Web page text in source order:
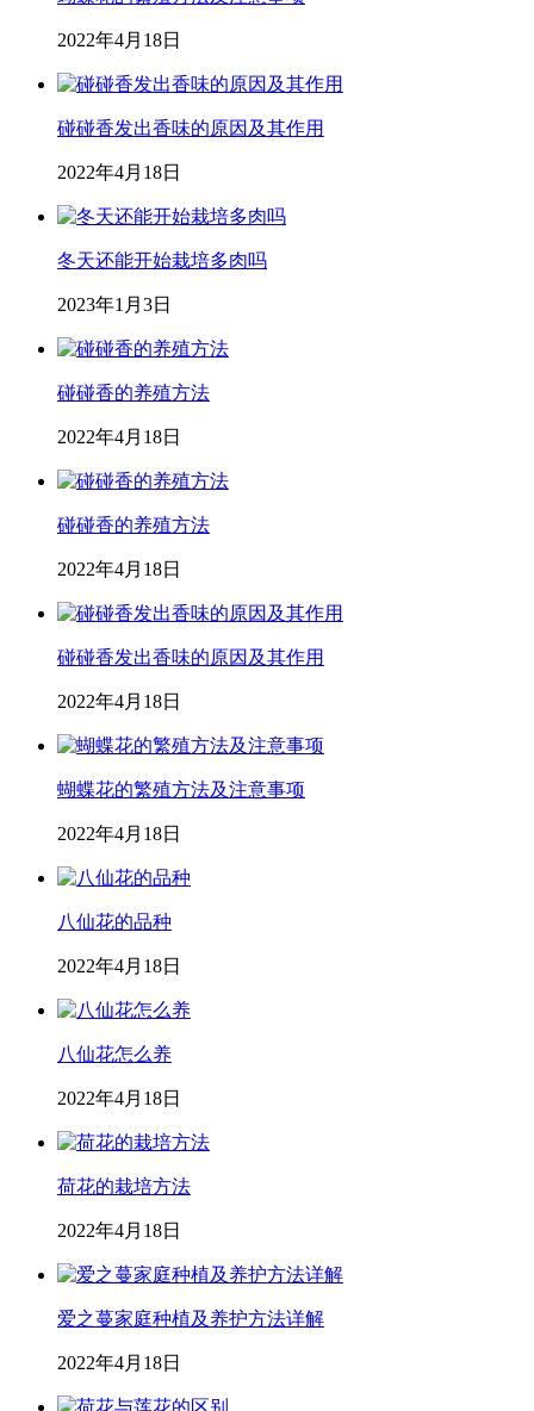
2022年4月18日
碰碰香发出香味的原因及其作用
2022年4月18日
冬天还能开始栽培多肉吗
2023年1月3日
碰碰香的养殖方法
2022年4月18日
碰碰香的养殖方法
2022年4月18日
碰碰香发出香味的原因及其作用
2022年4月18日
蝴蝶花的繁殖方法及注意事项
2022年4月18日
八仙花的品种
2022年4月18日
八仙花怎么养
2022年4月18日
荷花的栽培方法
2022年4月18日
爱之蔓家庭种植及养护方法详解
2022年4月18日